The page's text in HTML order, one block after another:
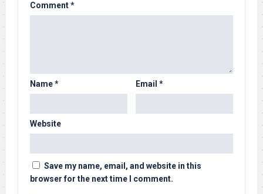
Comment*
Name* Email *
Website
Save my name, email, and website in this
browser for the next time I comment.